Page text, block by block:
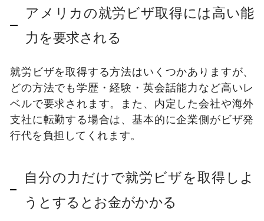
アメリカの就労ビザ取得には高い能
力を要求される
就労ビザを取得する方法はいくつかありますが、
どの方法でも学歴・経験・英会話能力など高いレ
ベルで要求されます。また、内定した会社や海外
支社に転勤する場合は、基本的に企業側がビザ発
行代を負担してくれます。
自分の力だけで就労ビザを取得しよ
うとするとお金がかかる